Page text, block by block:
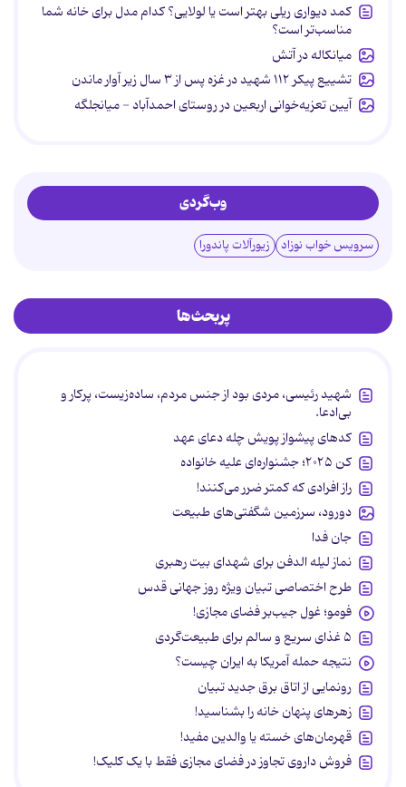
کمد دیواری ریلی بهتر است یا لولایی؟ کدام مدل برای خانه شما
مناسب‌تر است؟
میانکاله در آتش
تشییع پیکر ۱۱۲ شهید در غزه پس از ۳ سال زیر آوار ماندن
آیین تعزیه‌خوانی اربعین در روستای احمدآباد - میانجلگه
وب‌گردی
سرویس خواب نوزاد زیورآلات پاندورا
پربحث‌ها
شهید رئیسی، مردی بود از جنس مردم، ساده‌زیست، پرکار و
بی‌ادعا.
کدهای پیشواز پویش چله دعای عهد
کن ۲۰۲۵؛ جشنواره‌ای علیه خانواده
راز افرادی که کمتر ضرر می‌کنند!
دورود، سرزمین شگفتی‌های طبیعت
جان فدا
نماز لیله الدفن برای شهدای بیت رهبری
طرح اختصاصی تبیان ویژه روز جهانی قدس
فومو؛ غول جیب‌بر فضای مجازی!
۵ غذای سریع و سالم برای طبیعت‌گردی
نتیجه حمله آمریکا به ایران چیست؟
رونمایی از اتاق برق جدید تبیان
زهرهای پنهان خانه را بشناسید!
قهرمان‌های خسته یا والدین مفید!
فروش داروی تجاوز در فضای مجازی فقط با یک کلیک!